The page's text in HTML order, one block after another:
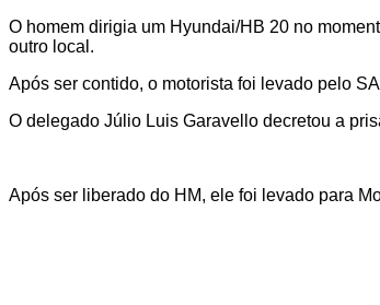
O homem dirigia um Hyundai/HB 20 no
outro local.
Após ser contido, o motorista foi levado pelo
O delegado Júlio Luis Garavello decretou a
Após ser liberado do HM, ele foi levado para